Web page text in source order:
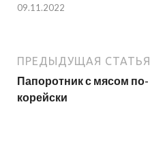
09.11.2022
ПРЕДЫДУЩАЯ СТАТЬЯ
Папоротник с мясом по-
корейски